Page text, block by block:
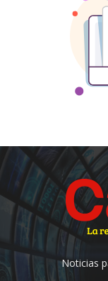
Noticias